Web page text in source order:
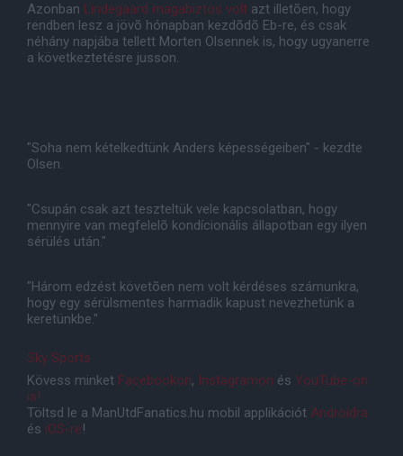
Azonban Lindegaard magabiztos volt azt illetõen, hogy
rendben lesz a jövõ hónapban kezdõdõ Eb-re, és csak
néhány napjába tellett Morten Olsennek is, hogy ugyanerre
a következtetésre jusson.
"Soha nem kételkedtünk Anders képességeiben" - kezdte
Olsen.
"Csupán csak azt teszteltük vele kapcsolatban, hogy
mennyire van megfelelõ kondícionális állapotban egy ilyen
sérülés után."
"Három edzést követõen nem volt kérdéses számunkra,
hogy egy sérülsmentes harmadik kapust nevezhetünk a
keretünkbe."
Sky Sports
Kövess minket Facebookon, Instagramon és YouTube-on
is!
Töltsd le a ManUtdFanatics.hu mobil applikációt Androidra
és iOS-re!